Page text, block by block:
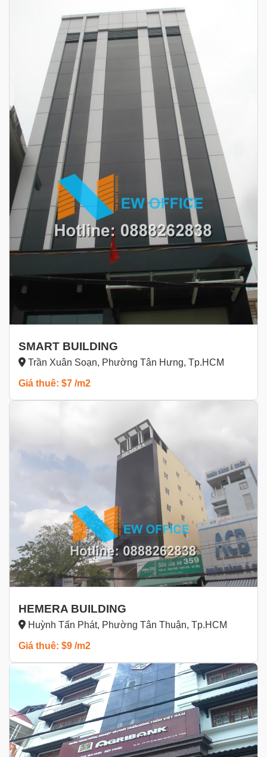
SMART BUILDING
Trần Xuân Soạn, Phường Tân Hưng, Tp.HCM
Giá thuê: $7 /m2
HEMERA BUILDING
Huỳnh Tấn Phát, Phường Tân Thuận, Tp.HCM
Giá thuê: $9 /m2